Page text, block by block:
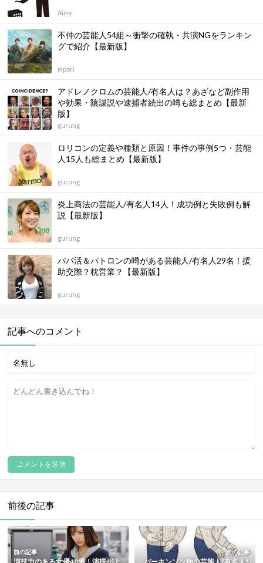
Aimy
不仲の芸能人54組～衝撃の確執・共演NGをランキン
グで紹介【最新版】
mpori
アドレノクロムの芸能人/有名人は？あざなど副作用
や効果・陰謀説や逮捕者続出の噂も総まとめ【最新
版】
gurung
ロリコンの定義や種類と原因！事件の事例5つ・芸能
人15人も総まとめ【最新版】
gurung
炎上商法の芸能人/有名人14人！成功例と失敗例も解
説【最新版】
gurung
パパ活＆パトロンの噂がある芸能人/有名人29名！援
助交際？枕営業？【最新版】
gurung
記事へのコメント
前後の記事
前の記事 次の記事